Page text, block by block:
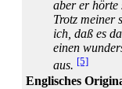
aber er hörte
Trotz meiner
ich, daß es
einen
aus. [5]
Englisches